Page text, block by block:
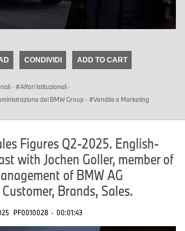
CONDIVIDI ADD TO CART
· Affari istituzionali ·
del BMW Group · Vendite e Marketing
Figures Q2-2025. English-
with Jochen Goller, member of
of BMW AG
Brands, Sales.
PF0010028 · 00:01:43